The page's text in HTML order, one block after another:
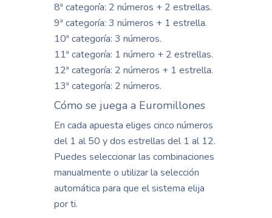
8ª categoría: 2 números + 2 estrellas.
9ª categoría: 3 números + 1 estrella.
10ª categoría: 3 números.
11ª categoría: 1 número + 2 estrellas.
12ª categoría: 2 números + 1 estrella.
13ª categoría: 2 números.
Cómo se juega a Euromillones
En cada apuesta eliges cinco números
del 1 al 50 y dos estrellas del 1 al 12.
Puedes seleccionar las combinaciones
manualmente o utilizar la selección
automática para que el sistema elija
por ti.